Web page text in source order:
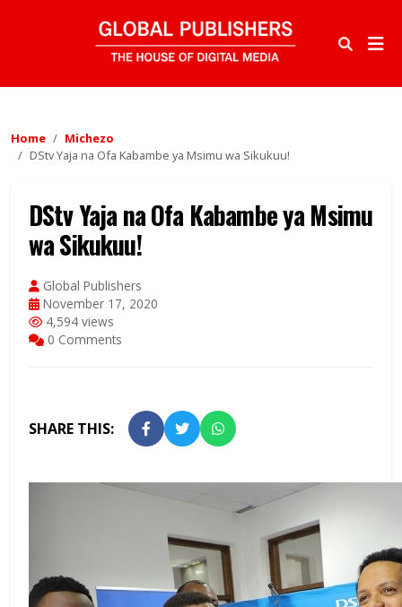
Home
Michezo
DStv Yaja na Ofa Kabambe ya Msimu wa Sikukuu!
DStv Yaja na Ofa Kabambe ya Msimu
wa Sikukuu!
Global Publishers
November 17, 2020
4,594 views
0 Comments
SHARE THIS: